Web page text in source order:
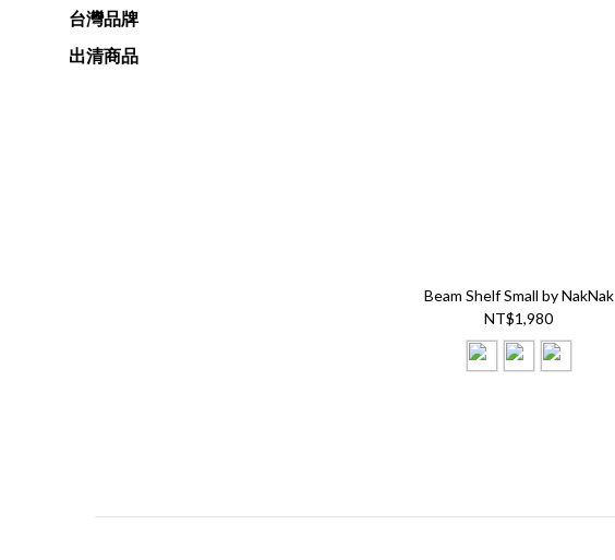
台灣品牌
出清商品
Beam Shelf Small by NakNak
NT$1,980